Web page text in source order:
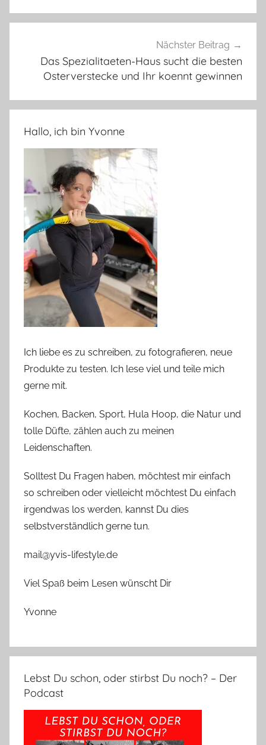
Nächster Beitrag
Das Spezialitaeten-Haus sucht die besten
Osterverstecke und Ihr koennt gewinnen
Hallo, ich bin Yvonne
Ich liebe es zu schreiben, zu fotografieren, neue
Produkte zu testen. Ich lese viel und teile mich
gerne mit.
Kochen, Backen, Sport, Hula Hoop, die Natur und
tolle Düfte, zählen auch zu meinen
Leidenschaften.
Solltest Du Fragen haben, möchtest mir einfach
so schreiben oder vielleicht möchtest Du einfach
irgendwas los werden, kannst Du dies
selbstverständlich gerne tun.
mail@yvis-lifestyle.de
Viel Spaß beim Lesen wünscht Dir
Yvonne
Lebst Du schon, oder stirbst Du noch? – Der
Podcast